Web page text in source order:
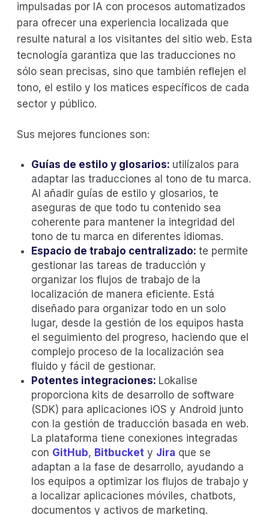
impulsadas por IA con procesos automatizados
para ofrecer una experiencia localizada que
resulte natural a los visitantes del sitio web. Esta
tecnología garantiza que las traducciones no
sólo sean precisas, sino que también reflejen el
tono, el estilo y los matices específicos de cada
sector y público.
Sus mejores funciones son:
Guías de estilo y glosarios: utilízalos para
adaptar las traducciones al tono de tu marca.
Al añadir guías de estilo y glosarios, te
aseguras de que todo tu contenido sea
coherente para mantener la integridad del
tono de tu marca en diferentes idiomas.
Espacio de trabajo centralizado: te permite
gestionar las tareas de traducción y
organizar los flujos de trabajo de la
localización de manera eficiente. Está
diseñado para organizar todo en un solo
lugar, desde la gestión de los equipos hasta
el seguimiento del progreso, haciendo que el
complejo proceso de la localización sea
fluido y fácil de gestionar.
Potentes integraciones: Lokalise
proporciona kits de desarrollo de software
(SDK) para aplicaciones iOS y Android junto
con la gestión de traducción basada en web.
La plataforma tiene conexiones integradas
con GitHub, Bitbucket y Jira que se
adaptan a la fase de desarrollo, ayudando a
los equipos a optimizar los flujos de trabajo y
a localizar aplicaciones móviles, chatbots,
documentos y activos de marketing.